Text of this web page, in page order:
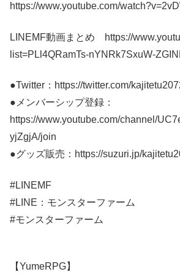
https://www.youtube.com/
LINEMF動画まとめ https://
list=PLl4QRamTs-nYNRk7SxuW-
●Twitter：https://twitter.com/
●メンバーシップ登録：
https://www.youtube.com/channel/
yjZgjA/join
●グッズ販売：https://suzuri.jp/
#LINEMF
#LINE：モンスターフ
#モンスターファーム
【YumeRPG】